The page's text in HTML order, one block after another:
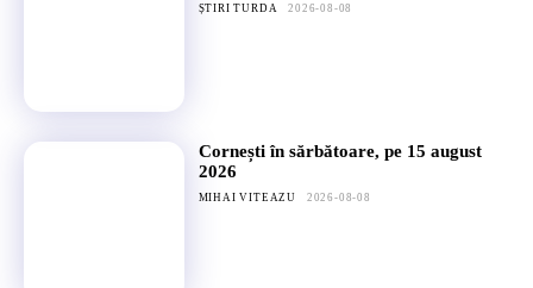
ȘTIRI TURDA 2026-08-08
Cornești în sărbătoare, pe 15 august
2026
MIHAI VITEAZU 2026-08-08